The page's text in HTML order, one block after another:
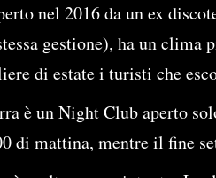
nel 2016 da un ex
gestione), ha un clima
di estate i turisti che
è un Night Club aperto
di mattina, mentre il fine